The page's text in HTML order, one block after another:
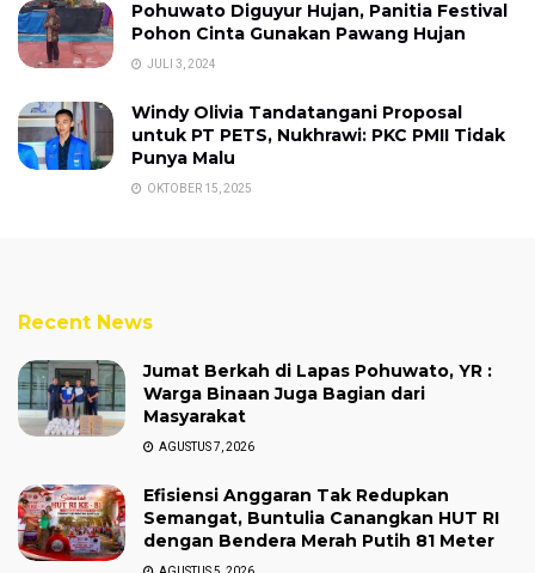
Pohuwato Diguyur Hujan, Panitia Festival
Pohon Cinta Gunakan Pawang Hujan
JULI 3, 2024
Windy Olivia Tandatangani Proposal
untuk PT PETS, Nukhrawi: PKC PMII Tidak
Punya Malu
OKTOBER 15, 2025
Recent News
Jumat Berkah di Lapas Pohuwato, YR :
Warga Binaan Juga Bagian dari
Masyarakat
AGUSTUS 7, 2026
Efisiensi Anggaran Tak Redupkan
Semangat, Buntulia Canangkan HUT RI
dengan Bendera Merah Putih 81 Meter